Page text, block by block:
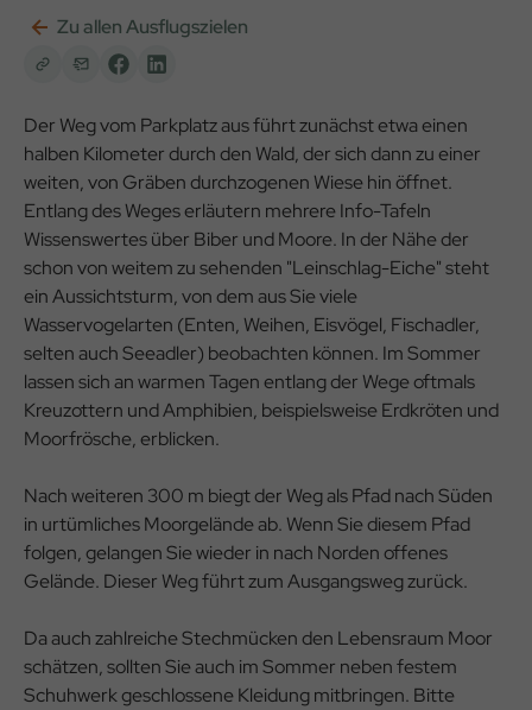
Zu allen Ausflugszielen
Der Weg vom Parkplatz aus führt zunächst etwa einen
halben Kilometer durch den Wald, der sich dann zu einer
weiten, von Gräben durchzogenen Wiese hin öffnet.
Entlang des Weges erläutern mehrere Info-Tafeln
Wissenswertes über Biber und Moore. In der Nähe der
schon von weitem zu sehenden "Leinschlag-Eiche" steht
ein Aussichtsturm, von dem aus Sie viele
Wasservogelarten (Enten, Weihen, Eisvögel, Fischadler,
selten auch Seeadler) beobachten können. Im Sommer
lassen sich an warmen Tagen entlang der Wege oftmals
Kreuzottern und Amphibien, beispielsweise Erdkröten und
Moorfrösche, erblicken.
Nach weiteren 300 m biegt der Weg als Pfad nach Süden
in urtümliches Moorgelände ab. Wenn Sie diesem Pfad
folgen, gelangen Sie wieder in nach Norden offenes
Gelände. Dieser Weg führt zum Ausgangsweg zurück.
Da auch zahlreiche Stechmücken den Lebensraum Moor
schätzen, sollten Sie auch im Sommer neben festem
Schuhwerk geschlossene Kleidung mitbringen. Bitte